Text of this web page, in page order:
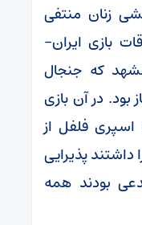
زنان منتفی
بازی ایران-
۱۴۰۰ در مشهد که جنجال
بود. در آن بازی
اسپری فلفل از
داشتند پذیرایی
بودند همه